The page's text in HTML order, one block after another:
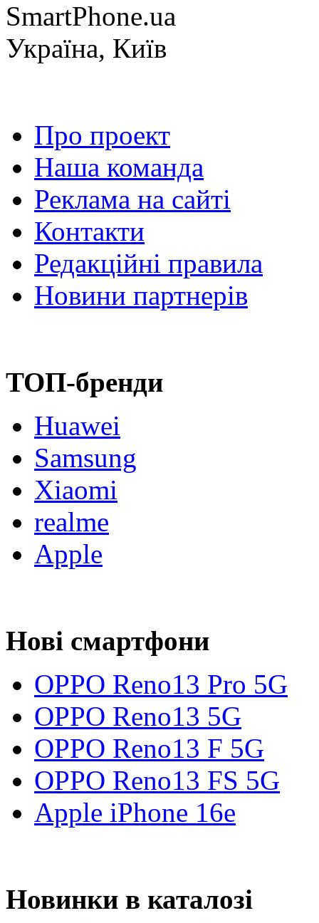
SmartPhone.ua
Україна, Київ
Про проект
Наша команда
Реклама на сайті
Контакти
Редакційні правила
Новини партнерів
ТОП-бренди
Huawei
Samsung
Xiaomi
realme
Apple
Нові смартфони
OPPO Reno13 Pro 5G
OPPO Reno13 5G
OPPO Reno13 F 5G
OPPO Reno13 FS 5G
Apple iPhone 16e
Новинки в каталозі